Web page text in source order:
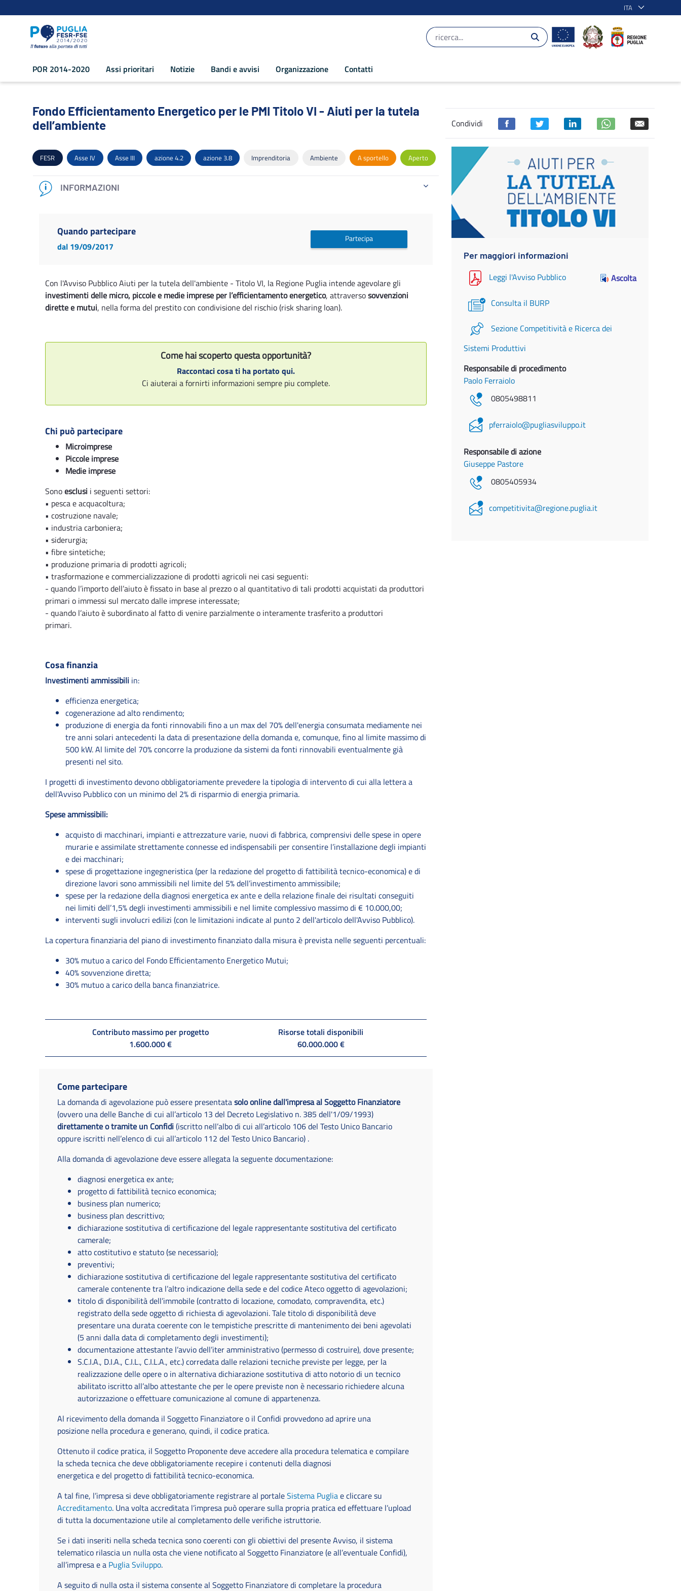
ITA
POR 2014-2020 Assi prioritari Notizie Bandi e avvisi Organizzazione Contatti
Fondo Efficientamento Energetico per le PMI Titolo VI - Aiuti per la tutela dell’ambiente - POR Puglia 2014-2020
Fondo Efficientamento Energetico per le PMI Titolo VI - Aiuti per la tutela
dell’ambiente
FESR Asse IV Asse III azione 4.2 azione 3.8 Imprenditoria Ambiente A sportello Aperto
INFORMAZIONI
Quando partecipare
dal 19/09/2017
Partecipa
Con l'Avviso Pubblico Aiuti per la tutela dell'ambiente - Titolo VI, la Regione Puglia intende agevolare gli
investimenti delle micro, piccole e medie imprese per l’efficientamento energetico, attraversosovvenzioni
dirette e mutui, nella forma del prestito con condivisione del rischio (risk sharing loan).
Come hai scoperto questa opportunità?
Raccontaci cosa ti ha portato qui.
Ci aiuterai a fornirti informazioni sempre piu complete.
Chi può partecipare
Microimprese
Piccole imprese
Medie imprese
Sonoesclusi i seguenti settori:
• pesca e acquacoltura;
• costruzione navale;
• industria carboniera;
• siderurgia;
• fibre sintetiche;
• produzione primaria di prodotti agricoli;
• trasformazione e commercializzazione di prodotti agricoli nei casi seguenti:
- quando l’importo dell’aiuto è fissato in base al prezzo o al quantitativo di tali prodotti acquistati da produttori
primari o immessi sul mercato dalle imprese interessate;
- quando l’aiuto è subordinato al fatto di venire parzialmente o interamente trasferito a produttori
primari.
Cosa finanzia
Investimenti ammissibili in:
efficienza energetica;
cogenerazione ad alto rendimento;
produzione di energia da fonti rinnovabili fino a un max del 70% dell'energia consumata mediamente nei
tre anni solari antecedenti la data di presentazione della domanda e, comunque, fino al limite massimo di
500 kW. Al limite del 70% concorre la produzione da sistemi da fonti rinnovabili eventualmente già
presenti nel sito.
I progetti di investimento devono obbligatoriamente prevedere la tipologia di intervento di cui alla lettera a
dell'Avviso Pubblico con un minimo del 2% di risparmio di energia primaria.
Spese ammissibili:
acquisto di macchinari, impianti e attrezzature varie, nuovi di fabbrica, comprensivi delle spese in opere
murarie e assimilate strettamente connesse ed indispensabili per consentire l’installazione degli impianti
e dei macchinari;
spese di progettazione ingegneristica (per la redazione del progetto di fattibilità tecnico-economica) e di
direzione lavori sono ammissibili nel limite del 5% dell’investimento ammissibile;
spese per la redazione della diagnosi energetica ex ante e della relazione finale dei risultati conseguiti
nei limiti dell’1,5% degli investimenti ammissibili e nel limite complessivo massimo di € 10.000,00;
interventi sugli involucri edilizi (con le limitazioni indicate al punto 2 dell'articolo dell'Avviso Pubblico).
La copertura finanziaria del piano di investimento finanziato dalla misura è prevista nelle seguenti percentuali:
30% mutuo a carico del Fondo Efficientamento Energetico Mutui;
40% sovvenzione diretta;
30% mutuo a carico della banca finanziatrice.
Contributo massimo per progetto
1.600.000 €
Risorse totali disponibili
60.000.000 €
Come partecipare
La domanda di agevolazione può essere presentatasolo online dall'impresa al Soggetto Finanziatore
(ovvero una delle Banche di cui all’articolo 13 del Decreto Legislativo n. 385 dell'1/09/1993)
direttamente o tramite un Confidi (iscritto nell’albo di cui all’articolo 106 del Testo Unico Bancario
oppure iscritti nell’elenco di cui all’articolo 112 del Testo Unico Bancario) .
Alla domanda di agevolazione deve essere allegata la seguente documentazione:
diagnosi energetica ex ante;
progetto di fattibilità tecnico economica;
business plan numerico;
business plan descrittivo;
dichiarazione sostitutiva di certificazione del legale rappresentante sostitutiva del certificato
camerale;
atto costitutivo e statuto (se necessario);
preventivi;
dichiarazione sostitutiva di certificazione del legale rappresentante sostitutiva del certificato
camerale contenente tra l’altro indicazione della sede e del codice Ateco oggetto di agevolazioni;
titolo di disponibilità dell’immobile (contratto di locazione, comodato, compravendita, etc.)
registrato della sede oggetto di richiesta di agevolazioni. Tale titolo di disponibilità deve
presentare una durata coerente con le tempistiche prescritte di mantenimento dei beni agevolati
(5 anni dalla data di completamento degli investimenti);
documentazione attestante l’avvio dell’iter amministrativo (permesso di costruire), dove presente;
S.C.I.A., D.I.A., C.I.L., C.I.L.A., etc.) corredata dalle relazioni tecniche previste per legge, per la
realizzazione delle opere o in alternativa dichiarazione sostitutiva di atto notorio di un tecnico
abilitato iscritto all’albo attestante che per le opere previste non è necessario richiedere alcuna
autorizzazione o effettuare comunicazione al comune di appartenenza.
Al ricevimento della domanda il Soggetto Finanziatore o il Confidi provvedono ad aprire una
posizione nella procedura e generano, quindi, il codice pratica.
Ottenuto il codice pratica, il Soggetto Proponente deve accedere alla procedura telematica e compilare
la scheda tecnica che deve obbligatoriamente recepire i contenuti della diagnosi
energetica e del progetto di fattibilità tecnico-economica.
A tal fine, l’impresa si deve obbligatoriamente registrare al portaleSistema Pugliae cliccare su
Accreditamento. Una volta accreditata l’impresa può operare sulla propria pratica ed effettuare l’upload
di tutta la documentazione utile al completamento delle verifiche istruttorie.
Se i dati inseriti nella scheda tecnica sono coerenti con gli obiettivi del presente Avviso, il sistema
telematico rilascia un nulla osta che viene notificato al Soggetto Finanziatore (e all’eventuale Confidi),
all’impresa e a Puglia Sviluppo.
A seguito di nulla osta il sistema consente al Soggetto Finanziatore di completare la procedura
Condividi
Per maggiori informazioni
Leggi l'Avviso Pubblico Ascolta
Consulta il BURP
Sezione Competitività e Ricerca dei
Sistemi Produttivi
Responsabile di procedimento
Paolo Ferraiolo
0805498811
pferraiolo@pugliasviluppo.it
Responsabile di azione
Giuseppe Pastore
0805405934
competitivita@regione.puglia.it